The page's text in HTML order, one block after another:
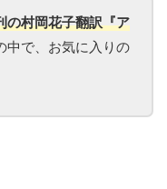
の村岡花子翻訳『ア
中で、お気に入りの